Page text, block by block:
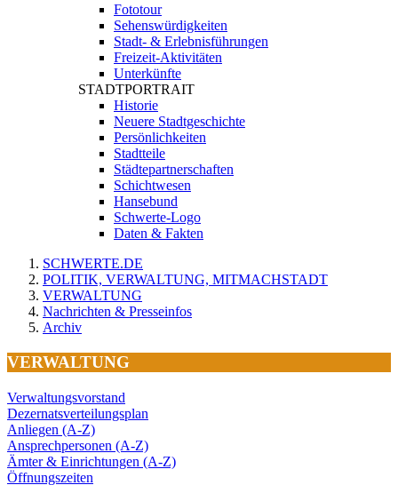
Fototour
Sehenswürdigkeiten
Stadt- & Erlebnisführungen
Freizeit-Aktivitäten
Unterkünfte
STADTPORTRAIT
Historie
Neuere Stadtgeschichte
Persönlichkeiten
Stadtteile
Städtepartnerschaften
Schichtwesen
Hansebund
Schwerte-Logo
Daten & Fakten
SCHWERTE.DE
POLITIK, VERWALTUNG, MITMACHSTADT
VERWALTUNG
Nachrichten & Presseinfos
Archiv
VERWALTUNG
Verwaltungsvorstand
Dezernatsverteilungsplan
Anliegen (A-Z)
Ansprechpersonen (A-Z)
Ämter & Einrichtungen (A-Z)
Öffnungszeiten